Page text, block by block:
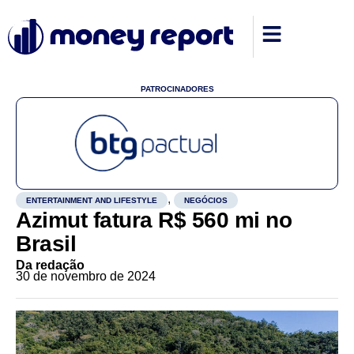
PATROCINADORES
ENTERTAINMENT AND LIFESTYLE , NEGÓCIOS
Azimut fatura R$ 560 mi no
Brasil
Da redação
30 de novembro de 2024